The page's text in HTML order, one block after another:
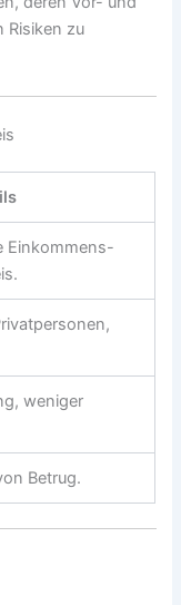
Risiken zu
Einkommens-
weniger
Betrug.